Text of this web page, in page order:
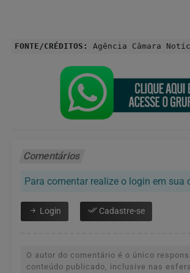
FONTE/CRÉDITOS: Agência Câmara
Comentários
Para comentar realize o login em sua
Login Cadastre-se
O autor do comentário é o único
conteúdo publicado, inclusive nas